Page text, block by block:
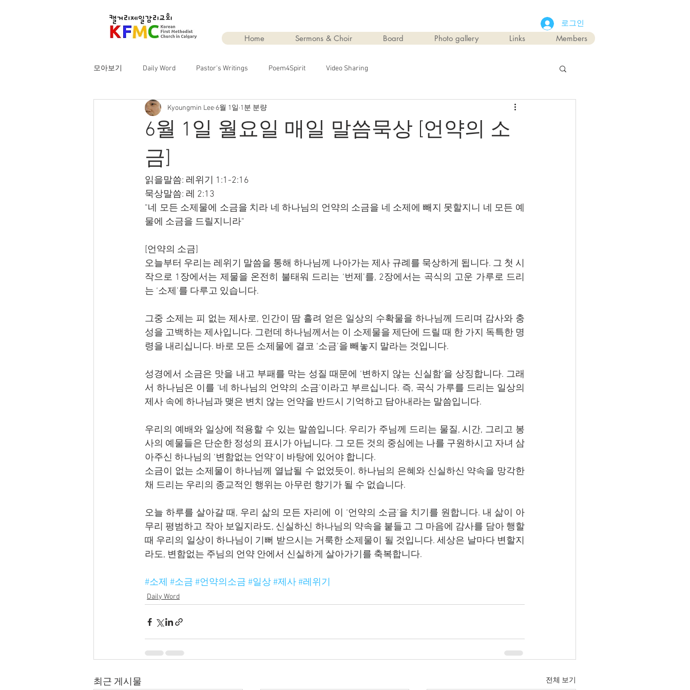
Home Sermons & Choir Board Photo gallery Links Members
로그인
모아보기 Daily Word Pastor's Writings Poem4Spirit Video Sharing
6월 1일 월요일 매일 말씀묵상 [언약의 소
금]
Kyoungmin Lee 6월 1일 1분 분량
읽을말씀: 레위기 1:1-2:16
묵상말씀: 레 2:13
"네 모든 소제물에 소금을 치라 네 하나님의 언약의 소금을 네 소제에 빼지 못할지니 네 모든 예
물에 소금을 드릴지니라"
[언약의 소금]
오늘부터 우리는 레위기 말씀을 통해 하나님께 나아가는 제사 규례를 묵상하게 됩니다. 그 첫 시
작으로 1장에서는 제물을 온전히 불태워 드리는 ‘번제’를, 2장에서는 곡식의 고운 가루로 드리
는 ‘소제’를 다루고 있습니다.
그중 소제는 피 없는 제사로, 인간이 땀 흘려 얻은 일상의 수확물을 하나님께 드리며 감사와 충
성을 고백하는 제사입니다. 그런데 하나님께서는 이 소제물을 제단에 드릴 때 한 가지 독특한 명
령을 내리십니다. 바로 모든 소제물에 결코 ‘소금’을 빼놓지 말라는 것입니다.
성경에서 소금은 맛을 내고 부패를 막는 성질 때문에 ‘변하지 않는 신실함’을 상징합니다. 그래
서 하나님은 이를 ‘네 하나님의 언약의 소금’이라고 부르십니다. 즉, 곡식 가루를 드리는 일상의
제사 속에 하나님과 맺은 변치 않는 언약을 반드시 기억하고 담아내라는 말씀입니다.
우리의 예배와 일상에 적용할 수 있는 말씀입니다. 우리가 주님께 드리는 물질, 시간, 그리고 봉
사의 예물들은 단순한 정성의 표시가 아닙니다. 그 모든 것의 중심에는 나를 구원하시고 자녀 삼
아주신 하나님의 ‘변함없는 언약’이 바탕에 있어야 합니다.
소금이 없는 소제물이 하나님께 열납될 수 없었듯이, 하나님의 은혜와 신실하신 약속을 망각한
채 드리는 우리의 종교적인 행위는 아무런 향기가 될 수 없습니다.
오늘 하루를 살아갈 때, 우리 삶의 모든 자리에 이 ‘언약의 소금’을 치기를 원합니다. 내 삶이 아
무리 평범하고 작아 보일지라도, 신실하신 하나님의 약속을 붙들고 그 마음에 감사를 담아 행할
때 우리의 일상이 하나님이 기뻐 받으시는 거룩한 소제물이 될 것입니다. 세상은 날마다 변할지
라도, 변함없는 주님의 언약 안에서 신실하게 살아가기를 축복합니다.
#소제 #소금 #언약의소금 #일상#제사#레위기
Daily Word
최근 게시물 전체 보기